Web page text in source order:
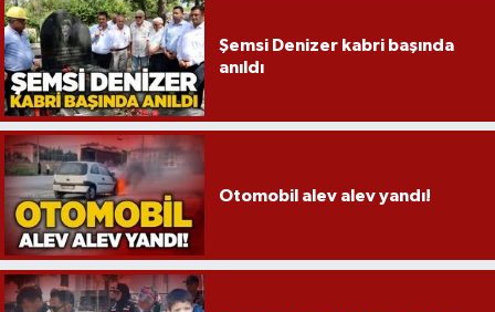
Şemsi Denizer kabri başında
anıldı
Otomobil alev alev yandı!